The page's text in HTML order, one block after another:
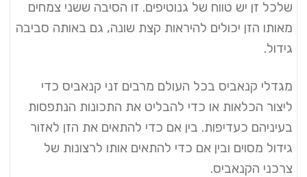
שלכל זן יש טווח של גנוטיפים. זו הסיבה ששני צמחים
מאותו הזן יכולים להיראות קצת שונה, גם באותה סביבה
גידול.
מגדלי קנאביס בכל העולם מרבים זני קנאביס כדי
ליצור הכלאות או כדי להבליט את התכונות הנתפסות
בעיניהם כעדיפות. בין אם כדי להתאים את הזן לאזור
גידול מסוים ובין אם כדי להתאים אותו לרצונות של
צרכני הקנאביס.